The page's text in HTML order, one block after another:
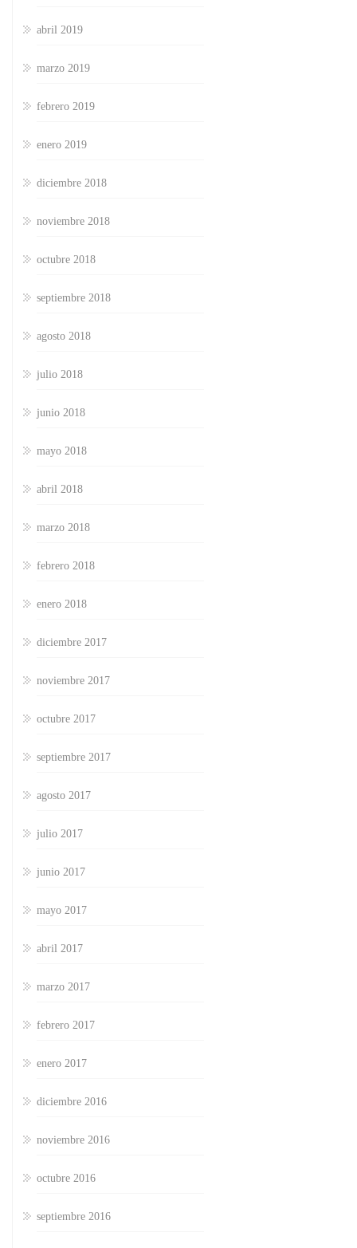
abril 2019
marzo 2019
febrero 2019
enero 2019
diciembre 2018
noviembre 2018
octubre 2018
septiembre 2018
agosto 2018
julio 2018
junio 2018
mayo 2018
abril 2018
marzo 2018
febrero 2018
enero 2018
diciembre 2017
noviembre 2017
octubre 2017
septiembre 2017
agosto 2017
julio 2017
junio 2017
mayo 2017
abril 2017
marzo 2017
febrero 2017
enero 2017
diciembre 2016
noviembre 2016
octubre 2016
septiembre 2016